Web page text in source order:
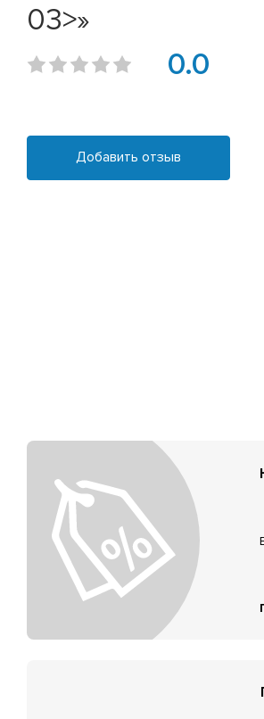
03>»
0.0
Добавить отзыв